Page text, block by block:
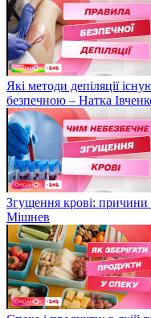
Які методи депіляції
безпечною – Натка
Згущення крові: причини
Мішнев